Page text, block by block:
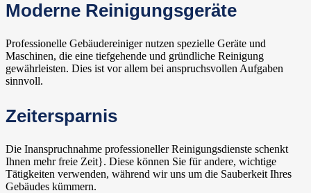
Moderne Reinigungsgeräte
Professionelle Gebäudereiniger nutzen spezielle Geräte und
Maschinen, die eine tiefgehende und gründliche Reinigung
gewährleisten. Dies ist vor allem bei anspruchsvollen Aufgaben
sinnvoll.
Zeitersparnis
Die Inanspruchnahme professioneller Reinigungsdienste schenkt
Ihnen mehr freie Zeit}. Diese können Sie für andere, wichtige
Tätigkeiten verwenden, während wir uns um die Sauberkeit Ihres
Gebäudes kümmern.